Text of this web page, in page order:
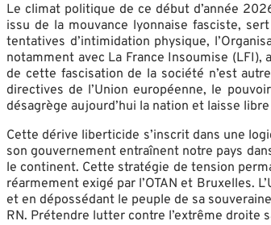
Le climat politique de ce début d’année
issu de la mouvance lyonnaise fasciste,
tentatives d’intimidation physique,
notamment avec La France Insoumise
de cette fascisation de la société n’est
directives de l’Union européenne, le
désagrège aujourd’hui la nation et laisse
Cette dérive liberticide s’inscrit dans une
son gouvernement entraînent notre pays
le continent. Cette stratégie de tension
réarmement exigé par l’OTAN et Bruxelles.
et en dépossédant le peuple de sa
RN. Prétendre lutter contre l’extrême droite